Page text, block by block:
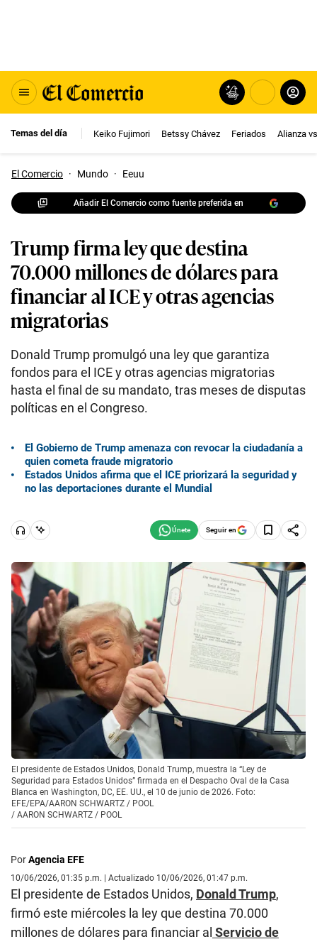
Temas del día Keiko Fujimori Betssy Chávez Feriados Alianza
El Comercio · Mundo · Eeuu
Añadir El Comercio como fuente preferida en
Trump firma ley que destina
70.000 millones de dólares para
financiar al ICE y otras agencias
migratorias
Donald Trump promulgó una ley que garantiza
fondos para el ICE y otras agencias migratorias
hasta el final de su mandato, tras meses de disputas
políticas en el Congreso.
El Gobierno de Trump amenaza con revocar la ciudadanía a
quien cometa fraude migratorio
Estados Unidos afirma que el ICE priorizará la seguridad y
no las deportaciones durante el Mundial
Seguir en
El presidente de Estados Unidos, Donald Trump, muestra la “Ley de
Seguridad para Estados Unidos” firmada en el Despacho Oval de la Casa
Blanca en Washington, DC, EE. UU., el 10 de junio de 2026. Foto:
EFE/EPA/AARON SCHWARTZ / POOL
/ AARON SCHWARTZ / POOL
PorAgencia EFE
10/06/2026, 01:35 p.m. | Actualizado 10/06/2026, 01:47 p.m.
El presidente de Estados Unidos, Donald Trump,
firmó este miércoles la ley que destina 70.000
millones de dólares para financiar al Servicio de